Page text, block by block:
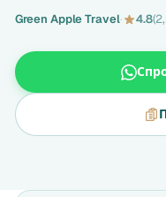
Green Apple Travel· 4.8